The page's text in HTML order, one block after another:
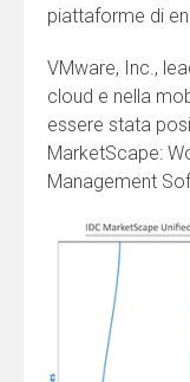
piattaforme di
VMware, Inc.,
cloud e nella
essere stata
MarketScape:
Management